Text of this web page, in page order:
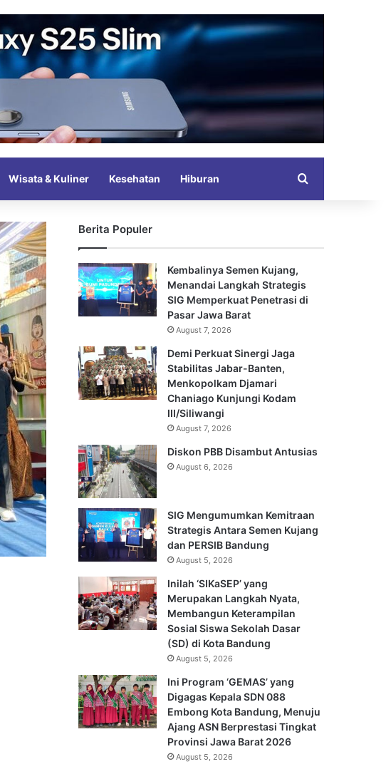
Wisata & Kuliner Kesehatan Hiburan
Berita Populer
Kembalinya Semen Kujang,
Menandai Langkah Strategis
SIG Memperkuat Penetrasi di
Pasar Jawa Barat
August 7, 2026
Demi Perkuat Sinergi Jaga
Stabilitas Jabar-Banten,
Menkopolkam Djamari
Chaniago Kunjungi Kodam
III/Siliwangi
August 7, 2026
Diskon PBB Disambut Antusias
August 6, 2026
SIG Mengumumkan Kemitraan
Strategis Antara Semen Kujang
dan PERSIB Bandung
August 5, 2026
Inilah ‘SIKaSEP’ yang
Merupakan Langkah Nyata,
Membangun Keterampilan
Sosial Siswa Sekolah Dasar
(SD) di Kota Bandung
August 5, 2026
Ini Program ‘GEMAS’ yang
Digagas Kepala SDN 088
Embong Kota Bandung, Menuju
Ajang ASN Berprestasi Tingkat
Provinsi Jawa Barat 2026
August 5, 2026